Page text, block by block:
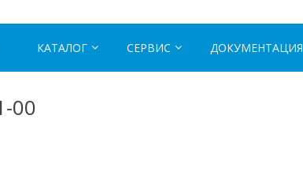
КАТАЛОГ СЕРВИС ДОКУМЕНТАЦИЯ
00